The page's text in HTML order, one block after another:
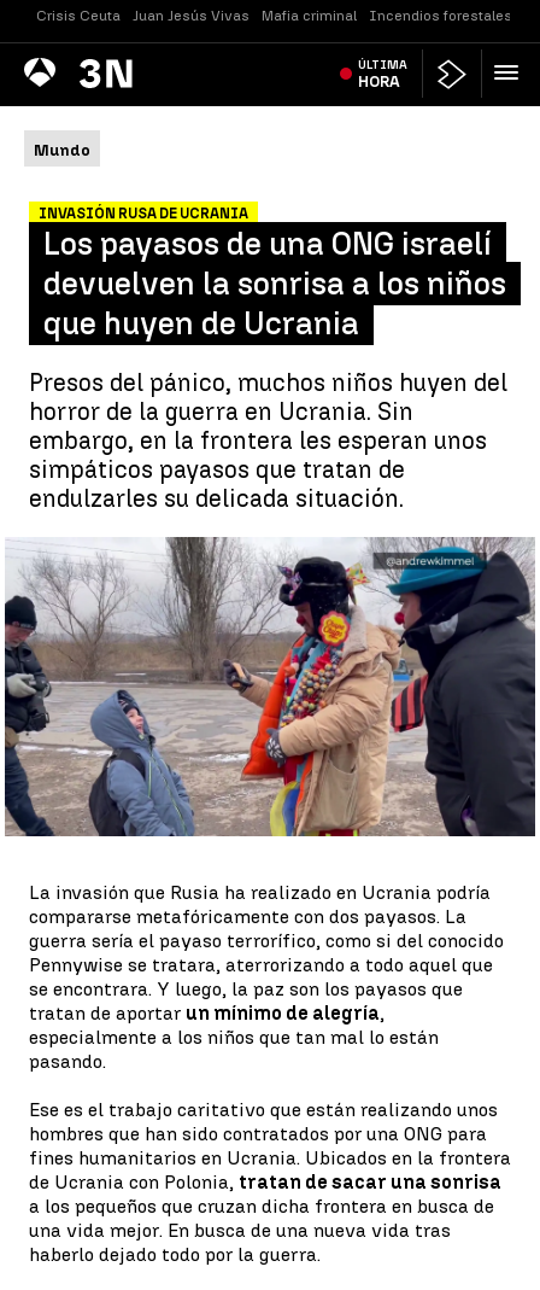
Crisis Ceuta Juan Jesús Vivas Mafia criminal Incendios forestales
Antena
3 Noticias ÚLTIMA
HORA
Mundo
INVASIÓN RUSA DE UCRANIA
Los payasos de una ONG israelí
devuelven la sonrisa a los niños
que huyen de Ucrania
Presos del pánico, muchos niños huyen del
horror de la guerra en Ucrania. Sin
embargo, en la frontera les esperan unos
simpáticos payasos que tratan de
endulzarles su delicada situación.
Payasos en la frontera de Polonia y Ucrania |Antena 3 Noticias
Antena 3 Noticias
Publicado:16 de marzo de 2022, 18:26
Whatsapp
Facebook
X Linkedin
La invasión que Rusia ha realizado en Ucrania podría
compararse metafóricamente con dos payasos. La
guerra sería el payaso terrorífico, como si del conocido
Pennywise se tratara, aterrorizando a todo aquel que
se encontrara. Y luego, la paz son los payasos que
tratan de aportar un mínimo de alegría,
especialmente a los niños que tan mal lo están
pasando.
Ese es el trabajo caritativo que están realizando unos
hombres que han sido contratados por una ONG para
fines humanitarios en Ucrania. Ubicados en la frontera
de Ucrania con Polonia, tratan de sacar una sonrisa
a los pequeños que cruzan dicha frontera en busca de
una vida mejor. En busca de una nueva vida tras
haberlo dejado todo por la guerra.